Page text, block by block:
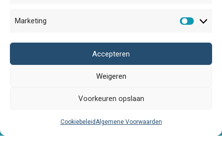
Marketing
Accepteren
Weigeren
Voorkeuren opslaan
CookiebeleidAlgemene Voorwaarden
Verzend- en retourbeleid
Cookiebeleid
Winkel